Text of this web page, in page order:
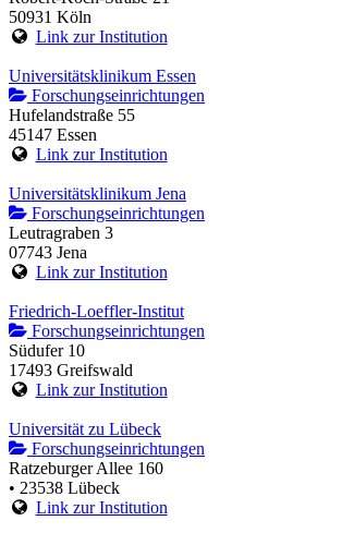
50931 Köln
Link zur Institution
Universitätsklinikum Essen
Forschungseinrichtungen
Hufelandstraße 55
45147 Essen
Link zur Institution
Universitätsklinikum Jena
Forschungseinrichtungen
Leutragraben 3
07743 Jena
Link zur Institution
Friedrich-Loeffler-Institut
Forschungseinrichtungen
Südufer 10
17493 Greifswald
Link zur Institution
Universität zu Lübeck
Forschungseinrichtungen
Ratzeburger Allee 160
• 23538 Lübeck
Link zur Institution